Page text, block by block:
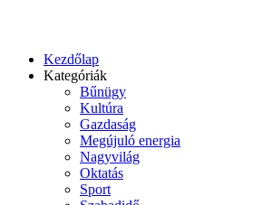
Kezdőlap
Kategóriák
Bűnügy
Kultúra
Gazdaság
Megújuló energia
Nagyvilág
Oktatás
Sport